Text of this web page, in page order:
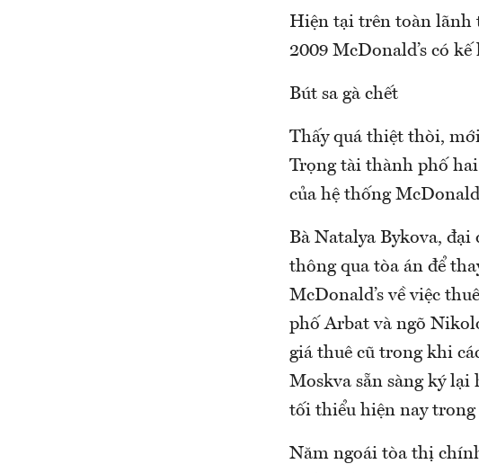
Hiện tại trên toàn lãnh
2009 McDonald’s có
Bút sa gà chết
Thấy quá thiệt thòi,
Trọng tài thành phố hai
của hệ thống
Bà Natalya Bykova,
thông qua tòa án để
McDonald’s về việc
phố Arbat và ngõ
giá thuê cũ trong khi
Moskva sẵn sàng ký lại
tối thiểu hiện nay trong
Năm ngoái tòa thị